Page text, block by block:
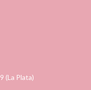
(La Plata)